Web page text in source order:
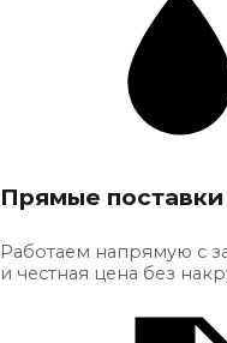
Прямые
Работаем напрямую с
и честная цена без